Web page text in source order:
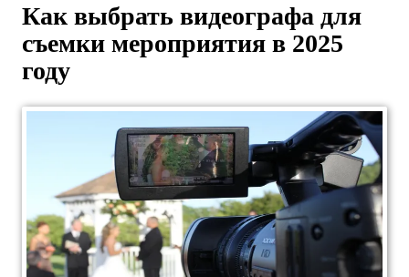
Как выбрать видеографа для
съемки мероприятия в 2025
году